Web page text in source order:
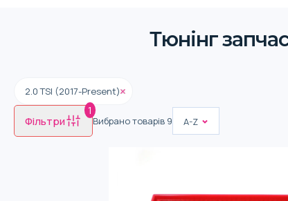
Тюнінг
2.0 TSI (2017-Present)
Фільтри
1
Вибрано товарів 9 A-Z